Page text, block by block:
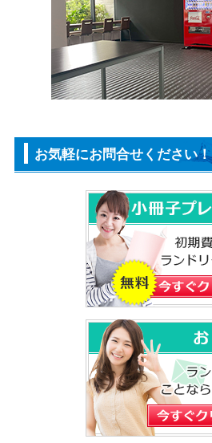
お気軽にお問合せください！